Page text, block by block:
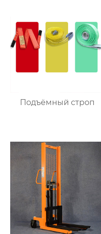
Подъёмный строп